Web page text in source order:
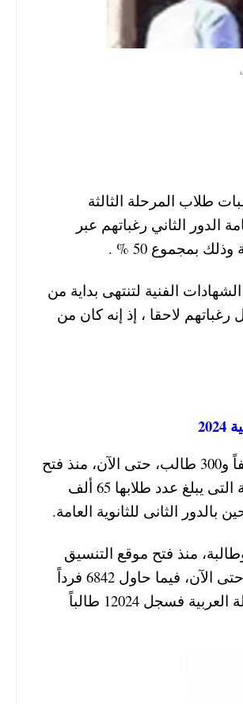
طلاب المرحلة الثالثة
الدور الثاني رغباتهم عبر
بمجموع 50 % .
الفنية لتنتهى بداية من
لاحقا ، إذ إنه كان من
يذكر أن عدد الطلاب الذين سجلوا رغباتهم بالمرحلة الثالثة من التنسيق بلغ 169 ألفاً و300 طالب، حتى الآن، منذ فتح
موقع التنسيق الإلكتروني لتسجيل رغبات التنسيق في الكليات والمعاهد الحكومية التى يبلغ عدد طلابها 65 ألف
سجلوا رغباتهم، حتى الآن، 153 ألف طالب وطالبة، منذ فتح موقع التنسيق
الإلكترونى لهم، مؤكداً أن 4100 طالب وطالبة سجلوا رغباتهم بالشهادات الأجنبية حتى الآن، فيما حاول 6842 فرداً
الدخول للرابط الخاص بتسجيل رغبات الشهادات المعادلة الأجنبية، أما عن المعادلة العربية فسجل 12024 طالباً